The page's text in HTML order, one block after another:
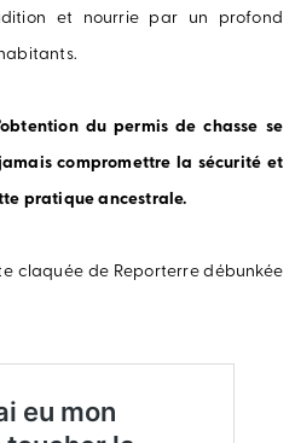
et nourrie par un profond
du permis de chasse se
compromettre la sécurité et
pratique ancestrale.
claquée de Reporterre débunkée